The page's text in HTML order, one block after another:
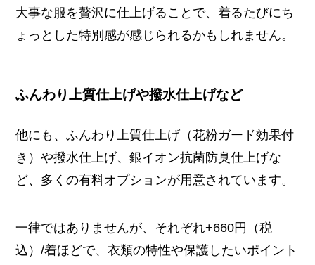
大事な服を贅沢に仕上げることで、着るたびにち
ょっとした特別感が感じられるかもしれません。
ふんわり上質仕上げや撥水仕上げなど
他にも、ふんわり上質仕上げ（花粉ガード効果付
き）や撥水仕上げ、銀イオン抗菌防臭仕上げな
ど、多くの有料オプションが用意されています。
一律ではありませんが、それぞれ+660円（税
込）/着ほどで、衣類の特性や保護したいポイント